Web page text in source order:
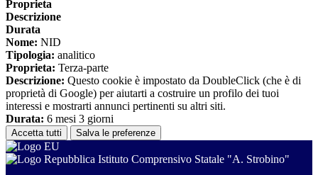
Proprieta
Descrizione
Durata
Nome: NID
Tipologia: analitico
Proprieta: Terza-parte
Descrizione: Questo cookie è impostato da DoubleClick (che è di
proprietà di Google) per aiutarti a costruire un profilo dei tuoi
interessi e mostrarti annunci pertinenti su altri siti.
Durata: 6 mesi 3 giorni
Accetta tutti Salva le preferenze
Istituto Comprensivo Statale "A. Strobino"